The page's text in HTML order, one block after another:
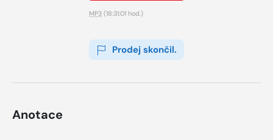
MP3 (18:31:01 hod.)
Prodej skončil.
Anotace